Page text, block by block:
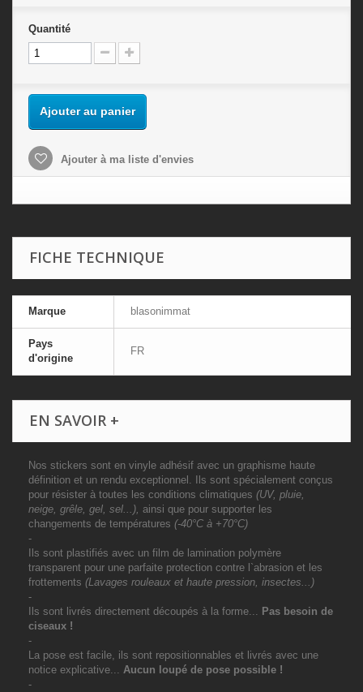
Quantité
Ajouter au panier
Ajouter à ma liste d'envies
FICHE TECHNIQUE
Marque blasonimmat
Pays
d'origine
FR
EN SAVOIR +
Nos stickers sont en vinyle adhésif avec un graphisme haute
définition et un rendu exceptionnel. Ils sont spécialement conçus
pour résister à toutes les conditions climatiques (UV, pluie,
neige, grêle, gel, sel...), ainsi que pour supporter les
changements de températures (-40°C à +70°C)
-
Ils sont plastifiés avec un film de lamination polymère
transparent pour une parfaite protection contre l`abrasion et les
frottements (Lavages rouleaux et haute pression, insectes...)
-
Ils sont livrés directement découpés à la forme... Pas besoin de
ciseaux !
-
La pose est facile, ils sont repositionnables et livrés avec une
notice explicative... Aucun loupé de pose possible !
-